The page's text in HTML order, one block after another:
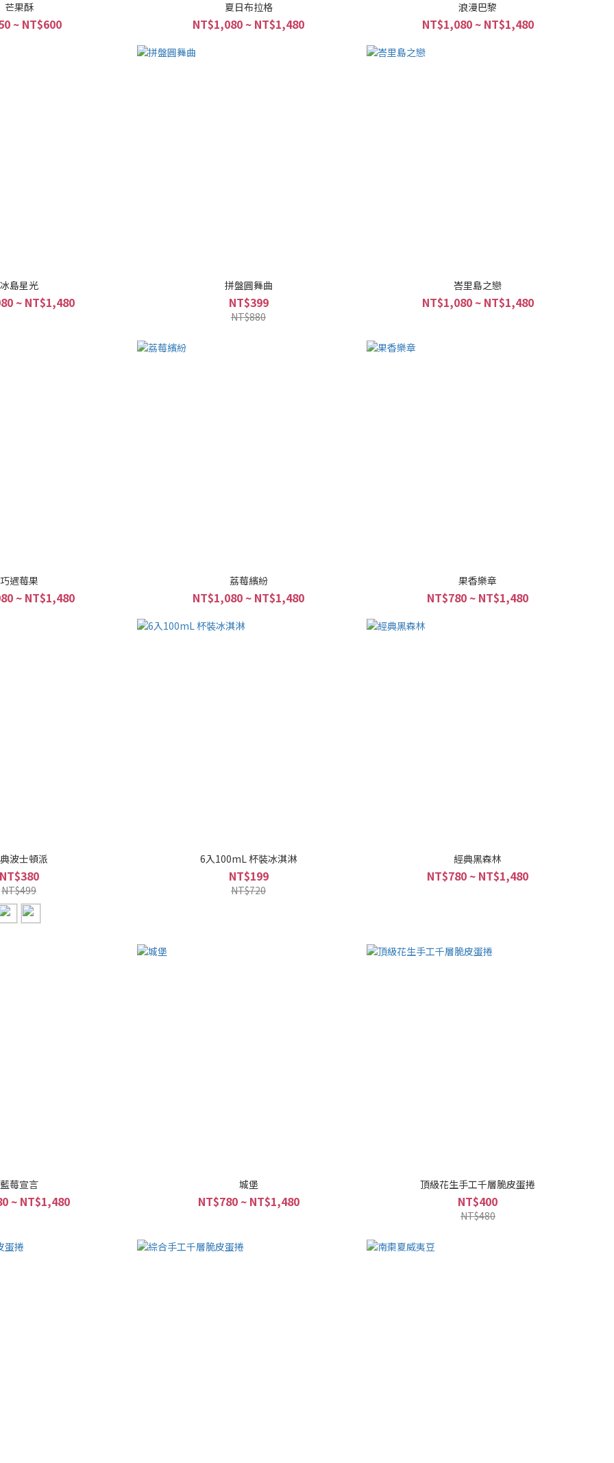
芒果酥
~ NT$600
夏日布拉格
NT$1,080 ~ NT$1,480
浪漫巴黎
NT$1,080 ~ NT$1,480
冰島星光
~ NT$1,480
拼盤圓舞曲
NT$399
NT$880
峇里島之戀
NT$1,080 ~ NT$1,480
巧遇莓果
~ NT$1,480
荔莓繽紛
NT$1,080 ~ NT$1,480
果香樂章
NT$780 ~ NT$1,480
波士頓派
NT$499
6入100mL 杯裝冰淇淋
NT$199
NT$720
經典黑森林
NT$780 ~ NT$1,480
藍莓宣言
~ NT$1,480
城堡
NT$780 ~ NT$1,480
頂級花生手工千層脆皮蛋捲
NT$400
NT$480